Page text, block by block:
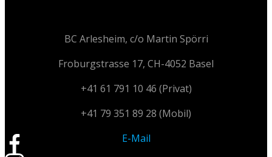
BC Arlesheim, c/o Martin Spörri
Froburgstrasse 17, CH-4052 Basel
+41 61 791 10 46 (Privat)
+41 79 351 89 28 (Mobil)
E-Mail